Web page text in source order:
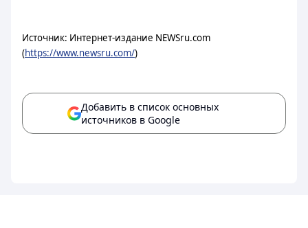
Источник: Интернет-издание NEWSru.com
(https://www.newsru.com/)
Добавить в список основных
источников в Google